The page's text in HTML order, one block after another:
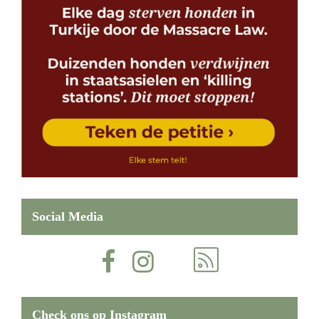
Social Media
Check ons op Instagram